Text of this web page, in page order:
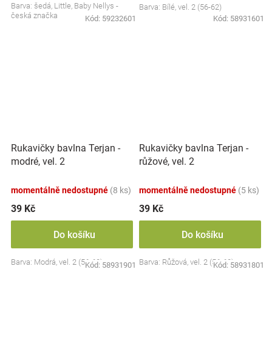
Barva: šedá, Little, Baby Nellys -
česká značka
Kód: 59232601
Barva: Bílé, vel. 2 (56-62)
Kód: 58931601
Rukavičky bavlna Terjan -
modré, vel. 2
momentálně nedostupné (8 ks)
39 Kč
Do košíku
Barva: Modrá, vel. 2 (56-62)
Kód: 58931901
Rukavičky bavlna Terjan -
růžové, vel. 2
momentálně nedostupné (5 ks)
39 Kč
Do košíku
Barva: Růžová, vel. 2 (56-62)
Kód: 58931801